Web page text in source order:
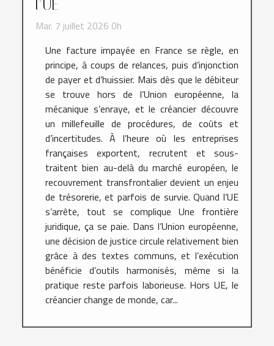
l’UE
Mar. 7 juillet 2026 0h
Une facture impayée en France se règle, en
principe, à coups de relances, puis d’injonction
de payer et d’huissier. Mais dès que le débiteur
se trouve hors de l’Union européenne, la
mécanique s’enraye, et le créancier découvre
un millefeuille de procédures, de coûts et
d’incertitudes. À l’heure où les entreprises
françaises exportent, recrutent et sous-
traitent bien au-delà du marché européen, le
recouvrement transfrontalier devient un enjeu
de trésorerie, et parfois de survie. Quand l’UE
s’arrête, tout se complique Une frontière
juridique, ça se paie. Dans l’Union européenne,
une décision de justice circule relativement bien
grâce à des textes communs, et l’exécution
bénéficie d’outils harmonisés, même si la
pratique reste parfois laborieuse. Hors UE, le
créancier change de monde, car...